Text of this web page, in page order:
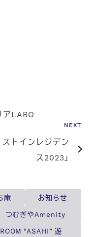
アLABO
NEXT
ストインレジデン
ス2023」
庵
お知らせ
つむぎやAmenity
“ASAHI” 遊